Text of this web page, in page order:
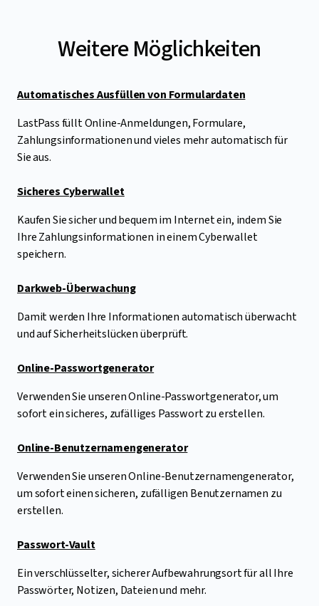
Weitere Möglichkeiten
Automatisches Ausfüllen von Formulardaten
LastPass füllt Online-Anmeldungen, Formulare,
Zahlungsinformationen und vieles mehr automatisch für
Sie aus.
Sicheres Cyberwallet
Kaufen Sie sicher und bequem im Internet ein, indem Sie
Ihre Zahlungsinformationen in einem Cyberwallet
speichern.
Darkweb-Überwachung
Damit werden Ihre Informationen automatisch überwacht
und auf Sicherheitslücken überprüft.
Online-Passwortgenerator
Verwenden Sie unseren Online-Passwortgenerator, um
sofort ein sicheres, zufälliges Passwort zu erstellen.
Online-Benutzernamengenerator
Verwenden Sie unseren Online-Benutzernamengenerator,
um sofort einen sicheren, zufälligen Benutzernamen zu
erstellen.
Passwort-Vault
Ein verschlüsselter, sicherer Aufbewahrungsort für all Ihre
Passwörter, Notizen, Dateien und mehr.